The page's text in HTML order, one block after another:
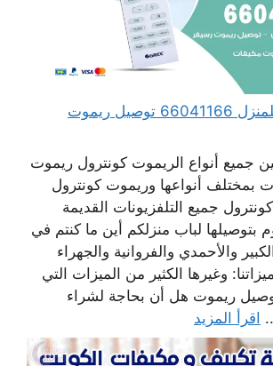
توصيل ريموت للمنزل 66041166 توصيل ريموت
جميع أنواع الريموت كونترول ريموت
بمختلف أنواعها وريموت كونترول
جميع التلفزيونات القديمة
بتوصيلها لباب منزلكم أين ما كنتم في
والأحمدي والفروانية والجهراء
وغيرها الكثير من الميزات التي
توصيل ريموت هل أن بحاجة لشراء
اقرأ المزيد